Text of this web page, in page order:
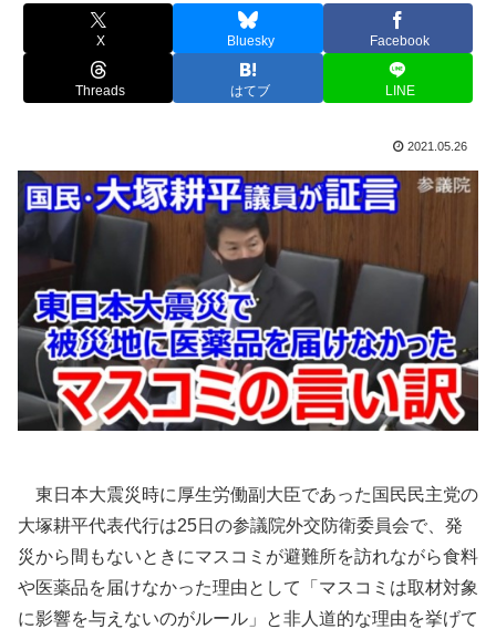
X Bluesky Facebook
Threads はてブ LINE
2021.05.26
東日本大震災時に厚生労働副大臣であった国民民主党の
大塚耕平代表代行は25日の参議院外交防衛委員会で、発
災から間もないときにマスコミが避難所を訪れながら食料
や医薬品を届けなかった理由として「マスコミは取材対象
に影響を与えないのがルール」と非人道的な理由を挙げて